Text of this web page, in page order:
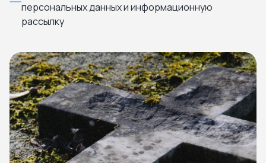
персональных данных и информационную
рассылку